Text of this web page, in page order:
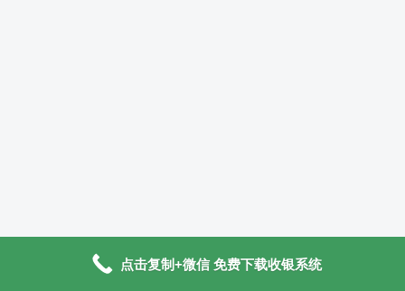
点击复制+微信 免费下载收银系统